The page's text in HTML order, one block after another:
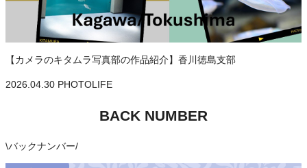
【カメラのキタムラ写真部の作品紹介】香川徳島支部
2026.04.30 PHOTOLIFE
BACK NUMBER
\バックナンバー/